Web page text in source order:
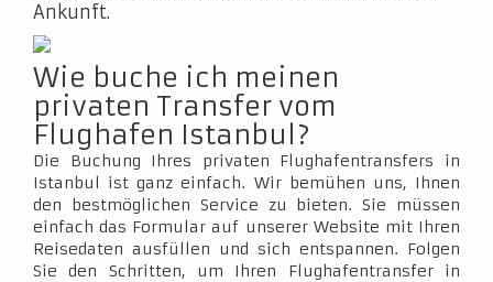
Ankunft.
Wie buche ich meinen
privaten Transfer vom
Flughafen Istanbul?
Die Buchung Ihres privaten Flughafentransfers in
Istanbul ist ganz einfach. Wir bemühen uns, Ihnen
den bestmöglichen Service zu bieten. Sie müssen
einfach das Formular auf unserer Website mit Ihren
Reisedaten ausfüllen und sich entspannen. Folgen
Sie den Schritten, um Ihren Flughafentransfer in